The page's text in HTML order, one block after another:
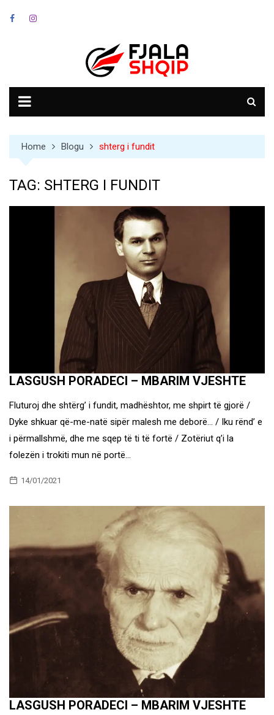
Home Blogu shterg i fundit
TAG: SHTERG I FUNDIT
LASGUSH PORADECI – MBARIM VJESHTE
Fluturoj dhe shtërg’ i fundit, madhështor, me shpirt të gjorë /
Dyke shkuar që-me-natë sipër malesh me deborë… / Iku rënd’ e
i përmallshmë, dhe me sqep të ti të fortë / Zotëriut q’i la
folezën i trokiti mun në portë…
14/01/2021
LASGUSH PORADECI – MBARIM VJESHTE